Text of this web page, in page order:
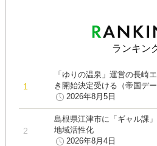
ランキン
「ゆりの温泉」運営の長崎
き開始決定受ける（帝国デ
2026年8月5日
島根県江津市に「ギャル課
地域活性化
2026年8月4日